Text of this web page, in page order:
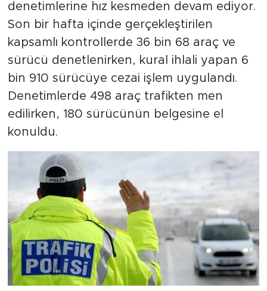
denetimlerine hız kesmeden devam ediyor.
Son bir hafta içinde gerçekleştirilen
kapsamlı kontrollerde 36 bin 68 araç ve
sürücü denetlenirken, kural ihlali yapan 6
bin 910 sürücüye cezai işlem uygulandı.
Denetimlerde 498 araç trafikten men
edilirken, 180 sürücünün belgesine el
konuldu.